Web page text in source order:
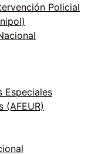
Policial
Especiales
(AFEUR)